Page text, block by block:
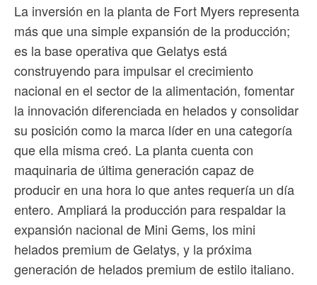
La inversión en la planta de Fort Myers representa
más que una simple expansión de la producción;
es la base operativa que Gelatys está
construyendo para impulsar el crecimiento
nacional en el sector de la alimentación, fomentar
la innovación diferenciada en helados y consolidar
su posición como la marca líder en una categoría
que ella misma creó. La planta cuenta con
maquinaria de última generación capaz de
producir en una hora lo que antes requería un día
entero. Ampliará la producción para respaldar la
expansión nacional de Mini Gems, los mini
helados premium de Gelatys, y la próxima
generación de helados premium de estilo italiano.